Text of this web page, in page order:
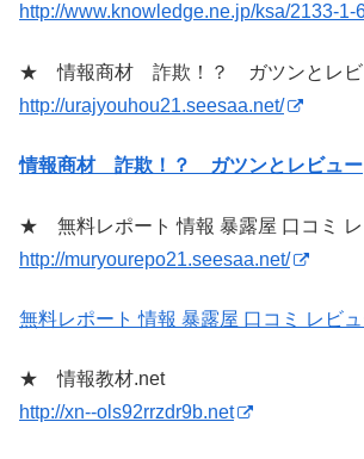
http://www.knowledge.ne.jp/ksa/2133-1-
★ 情報商材 詐欺！？ ガツンとレビ
http://urajyouhou21.seesaa.net/
情報商材 詐欺！？ ガツンとレビュー
★ 無料レポート 情報 暴露屋 口コミ レ
http://muryourepo21.seesaa.net/
無料レポート 情報 暴露屋 口コミ レビ
★ 情報教材.net
http://xn--ols92rrzdr9b.net